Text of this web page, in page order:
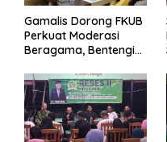
Gamalis Dorong FKUB
Perkuat Moderasi
Beragama, Bentengi
Pemecah Persatuan